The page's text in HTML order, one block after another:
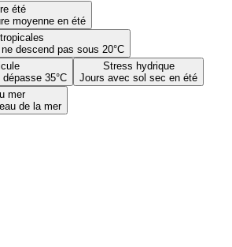
été
moyenne en été
descend pas sous 20°C
35°C
Stress hydrique
Jours avec sol sec en été
mer
de la mer